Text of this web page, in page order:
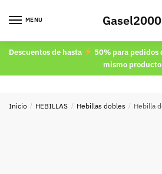
MENU Gasel2000
Descuentos de hasta
50% para pedidos
mismo producto
Inicio / HEBILLAS / Hebillas dobles / Hebilla